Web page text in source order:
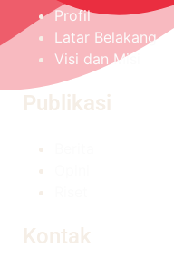
Profil
Latar Belakang
Visi dan Misi
Publikasi
Kontak